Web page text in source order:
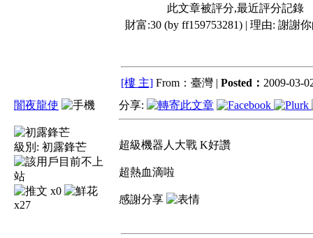
此文章被評分,最近評分記錄
財富:30 (by ff159753281) | 理由: 謝謝
[樓 主] From：臺灣 | Posted： 2009-03-
闇夜龍使
級別: 初露鋒芒
x0
x27
分享:
超級機器人大戰 K好讚
超熱血滴啦
感謝分享